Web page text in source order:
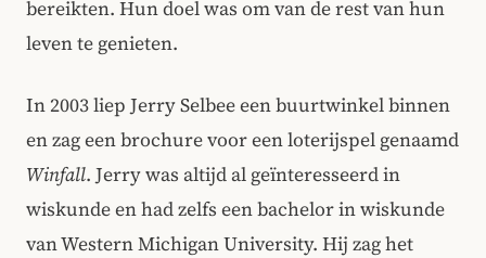
bereikten. Hun doel was om van de rest van hun
leven te genieten.
In 2003 liep Jerry Selbee een buurtwinkel binnen
en zag een brochure voor een loterijspel genaamd
Winfall. Jerry was altijd al geïnteresseerd in
wiskunde en had zelfs een bachelor in wiskunde
van Western Michigan University. Hij zag het